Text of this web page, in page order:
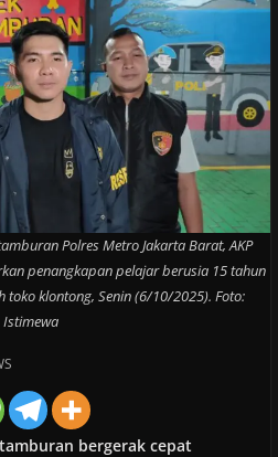
Polres Metro Jakarta Barat, AKP
penangkapan pelajar berusia 15 tahun
klontong, Senin (6/10/2025). Foto:
Istimewa
bergerak cepat